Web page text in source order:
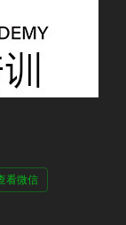
看微信